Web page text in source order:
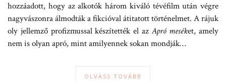
hozzáadott, hogy az alkotók három kiváló tévéfilm után végre
nagyvászonra álmodták a fikcióval átitatott történelmet. A rájuk
oly jellemző profizmussal készítették el azApró meséket, amely
nem is olyan apró, mint amilyennek sokan mondják…
OLVASS TOVÁBB